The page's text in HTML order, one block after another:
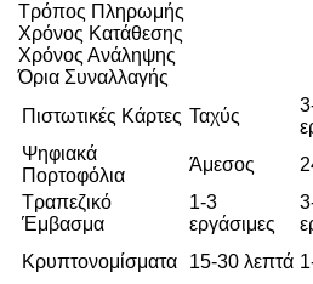
Τρόπος Πληρωμής
Χρόνος Κατάθεσης
Χρόνος Ανάληψης
Όρια Συναλλαγής
Πιστωτικές Κάρτες Ταχύς
Ψηφιακά
Πορτοφόλια
Άμεσος
Τραπεζικό
Έμβασμα
1-3
εργάσιμες
Κρυπτονομίσματα
15-30 λεπτά